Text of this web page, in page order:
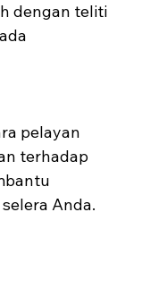
dengan teliti
pelayan
terhadap
Anda.